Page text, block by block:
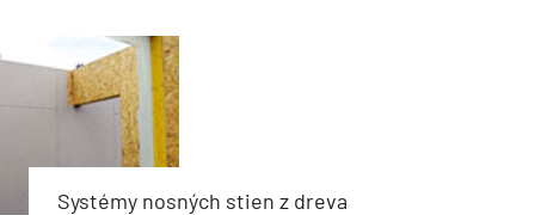
Systémy nosných stien z dreva